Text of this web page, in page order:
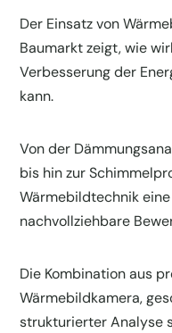
Der Einsatz von
Baumarkt zeigt, wie
Verbesserung der
kann.
Von der
bis hin zur
Wärmebildtechnik
nachvollziehbare
Die Kombination aus
Wärmebildkamera,
strukturierter Analyse